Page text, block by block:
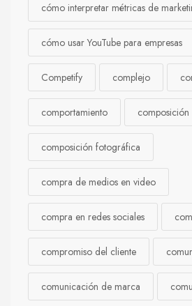
cómo interpretar métricas de
cómo usar YouTube para empresas
Competify complejo
comportamiento composición
composición fotográfica
compra de medios en video
compra en redes sociales
compromiso del cliente
comunicación de marca